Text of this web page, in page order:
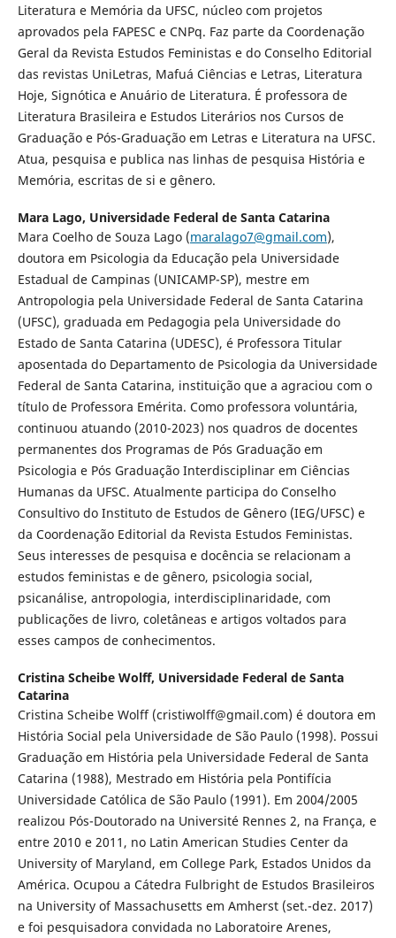
Literatura e Memória da UFSC, núcleo com projetos
aprovados pela FAPESC e CNPq. Faz parte da Coordenação
Geral da Revista Estudos Feministas e do Conselho Editorial
das revistas UniLetras, Mafuá Ciências e Letras, Literatura
Hoje, Signótica e Anuário de Literatura. É professora de
Literatura Brasileira e Estudos Literários nos Cursos de
Graduação e Pós-Graduação em Letras e Literatura na UFSC.
Atua, pesquisa e publica nas linhas de pesquisa História e
Memória, escritas de si e gênero.
Mara Lago, Universidade Federal de Santa Catarina
Mara Coelho de Souza Lago (maralago7@gmail.com),
doutora em Psicologia da Educação pela Universidade
Estadual de Campinas (UNICAMP-SP), mestre em
Antropologia pela Universidade Federal de Santa Catarina
(UFSC), graduada em Pedagogia pela Universidade do
Estado de Santa Catarina (UDESC), é Professora Titular
aposentada do Departamento de Psicologia da Universidade
Federal de Santa Catarina, instituição que a agraciou com o
título de Professora Emérita. Como professora voluntária,
continuou atuando (2010-2023) nos quadros de docentes
permanentes dos Programas de Pós Graduação em
Psicologia e Pós Graduação Interdisciplinar em Ciências
Humanas da UFSC. Atualmente participa do Conselho
Consultivo do Instituto de Estudos de Gênero (IEG/UFSC) e
da Coordenação Editorial da Revista Estudos Feministas.
Seus interesses de pesquisa e docência se relacionam a
estudos feministas e de gênero, psicologia social,
psicanálise, antropologia, interdisciplinaridade, com
publicações de livro, coletâneas e artigos voltados para
esses campos de conhecimentos.
Cristina Scheibe Wolff, Universidade Federal de Santa
Catarina
Cristina Scheibe Wolff (cristiwolff@gmail.com) é doutora em
História Social pela Universidade de São Paulo (1998). Possui
Graduação em História pela Universidade Federal de Santa
Catarina (1988), Mestrado em História pela Pontifícia
Universidade Católica de São Paulo (1991). Em 2004/2005
realizou Pós-Doutorado na Université Rennes 2, na França, e
entre 2010 e 2011, no Latin American Studies Center da
University of Maryland, em College Park, Estados Unidos da
América. Ocupou a Cátedra Fulbright de Estudos Brasileiros
na University of Massachusetts em Amherst (set.-dez. 2017)
e foi pesquisadora convidada no Laboratoire Arenes,